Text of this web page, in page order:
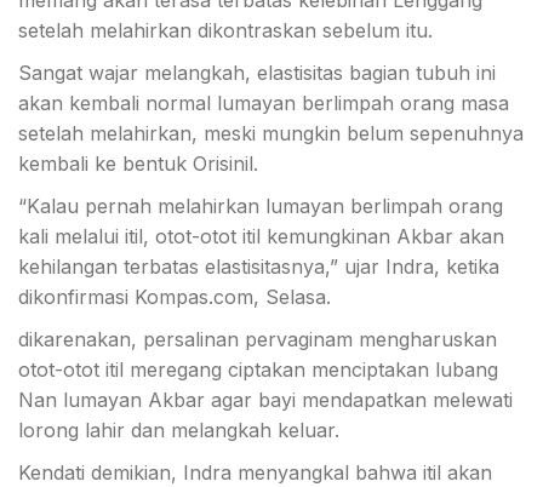
setelah melahirkan dikontraskan sebelum itu.
Sangat wajar melangkah, elastisitas bagian tubuh ini
akan kembali normal lumayan berlimpah orang masa
setelah melahirkan, meski mungkin belum sepenuhnya
kembali ke bentuk Orisinil.
“Kalau pernah melahirkan lumayan berlimpah orang
kali melalui itil, otot-otot itil kemungkinan Akbar akan
kehilangan terbatas elastisitasnya,” ujar Indra, ketika
dikonfirmasi Kompas.com, Selasa.
dikarenakan, persalinan pervaginam mengharuskan
otot-otot itil meregang ciptakan menciptakan lubang
Nan lumayan Akbar agar bayi mendapatkan melewati
lorong lahir dan melangkah keluar.
Kendati demikian, Indra menyangkal bahwa itil akan